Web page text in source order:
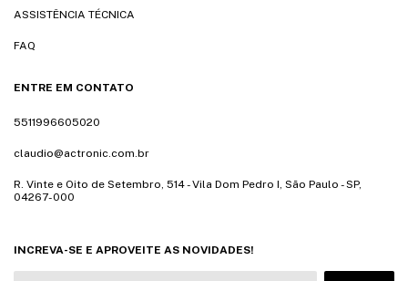
ASSISTÊNCIA TÉCNICA
FAQ
ENTRE EM CONTATO
5511996605020
claudio@actronic.com.br
R. Vinte e Oito de Setembro, 514 - Vila Dom Pedro I, São Paulo - SP,
04267-000
INCREVA-SE E APROVEITE AS NOVIDADES!